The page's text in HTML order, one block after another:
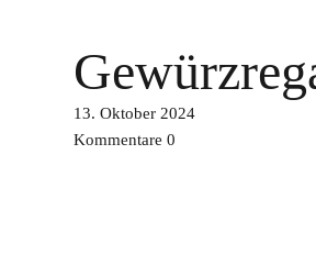
13. Oktober 2024
Kommentare 0